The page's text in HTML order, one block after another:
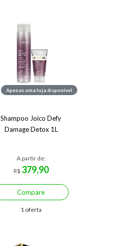
Apenas uma loja disponível
Shampoo Joico Defy
Damage Detox 1L
A partir de:
R$ 379,90
Compare
1 oferta